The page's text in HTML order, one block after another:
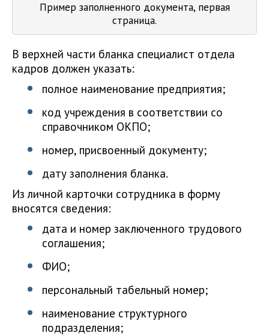
Пример заполненного документа, первая
страница.
В верхней части бланка специалист отдела
кадров должен указать:
полное наименование предприятия;
код учреждения в соответствии со
справочником ОКПО;
номер, присвоенный документу;
дату заполнения бланка.
Из личной карточки сотрудника в форму
вносятся сведения:
дата и номер заключенного трудового
соглашения;
ФИО;
персональный табельный номер;
наименование структурного
подразделения;